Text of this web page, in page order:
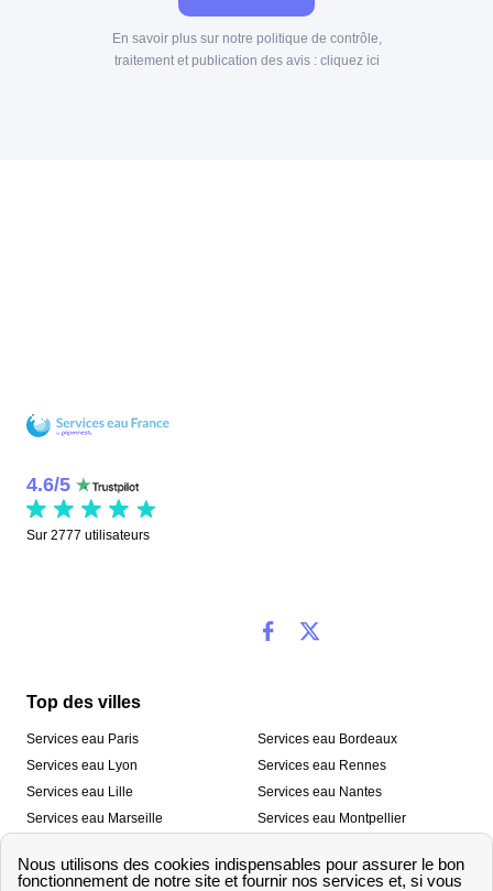
En savoir plus sur notre politique de contrôle,
traitement et publication des avis : cliquez ici
4.6/5
Sur 2777 utilisateurs
Top des villes
Services eau Paris
Services eau Lyon
Services eau Lille
Services eau Marseille
Services eau Toulon
Services eau Bordeaux
Services eau Rennes
Services eau Nantes
Services eau Montpellier
Services eau Strasbourg